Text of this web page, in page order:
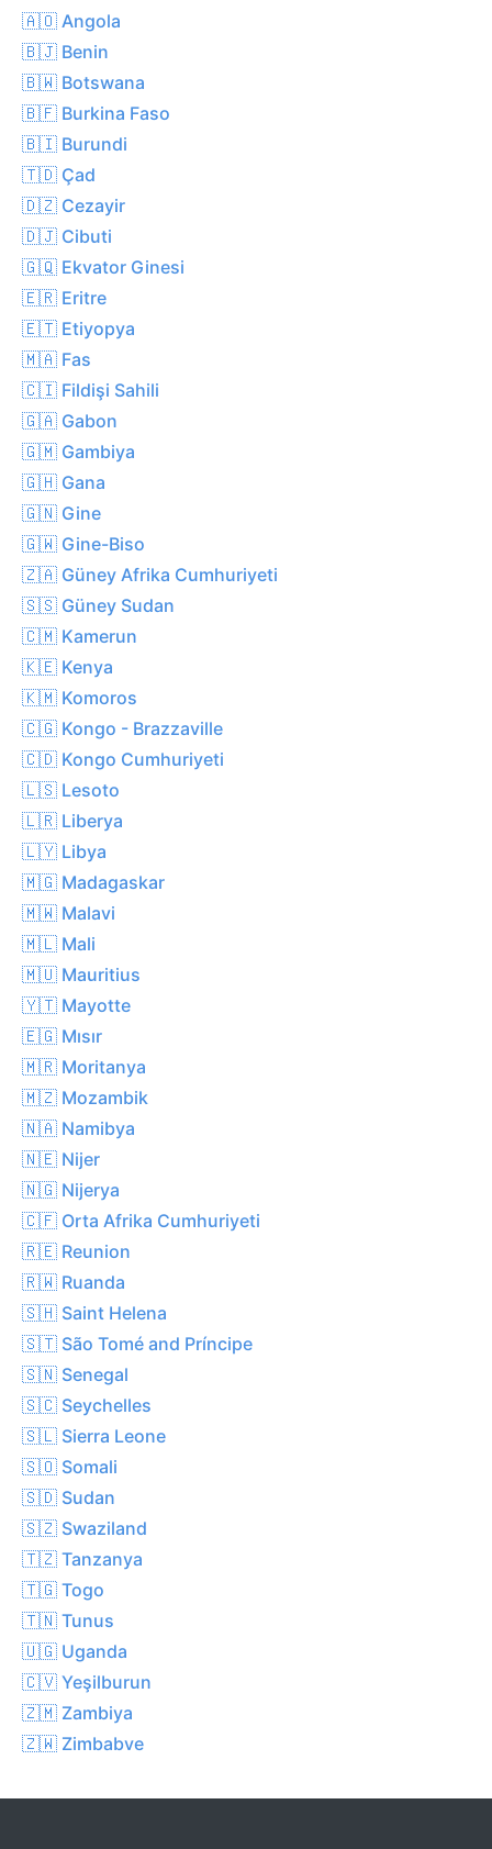
🇦🇴 Angola
🇧🇯 Benin
🇧🇼 Botswana
🇧🇫 Burkina Faso
🇧🇮 Burundi
🇹🇩 Çad
🇩🇿 Cezayir
🇩🇯 Cibuti
🇬🇶 Ekvator Ginesi
🇪🇷 Eritre
🇪🇹 Etiyopya
🇲🇦 Fas
🇨🇮 Fildişi Sahili
🇬🇦 Gabon
🇬🇲 Gambiya
🇬🇭 Gana
🇬🇳 Gine
🇬🇼 Gine-Biso
🇿🇦 Güney Afrika Cumhuriyeti
🇸🇸 Güney Sudan
🇨🇲 Kamerun
🇰🇪 Kenya
🇰🇲 Komoros
🇨🇬 Kongo - Brazzaville
🇨🇩 Kongo Cumhuriyeti
🇱🇸 Lesoto
🇱🇷 Liberya
🇱🇾 Libya
🇲🇬 Madagaskar
🇲🇼 Malavi
🇲🇱 Mali
🇲🇺 Mauritius
🇾🇹 Mayotte
🇪🇬 Mısır
🇲🇷 Moritanya
🇲🇿 Mozambik
🇳🇦 Namibya
🇳🇪 Nijer
🇳🇬 Nijerya
🇨🇫 Orta Afrika Cumhuriyeti
🇷🇪 Reunion
🇷🇼 Ruanda
🇸🇭 Saint Helena
🇸🇹 São Tomé and Príncipe
🇸🇳 Senegal
🇸🇨 Seychelles
🇸🇱 Sierra Leone
🇸🇴 Somali
🇸🇩 Sudan
🇸🇿 Swaziland
🇹🇿 Tanzanya
🇹🇬 Togo
🇹🇳 Tunus
🇺🇬 Uganda
🇨🇻 Yeşilburun
🇿🇲 Zambiya
🇿🇼 Zimbabve